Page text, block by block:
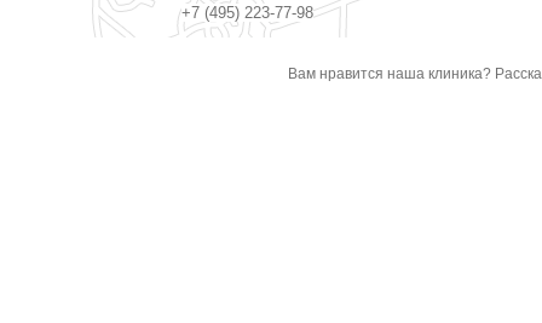
+7 (495) 223-77-98
Вам нравится наша клиника?